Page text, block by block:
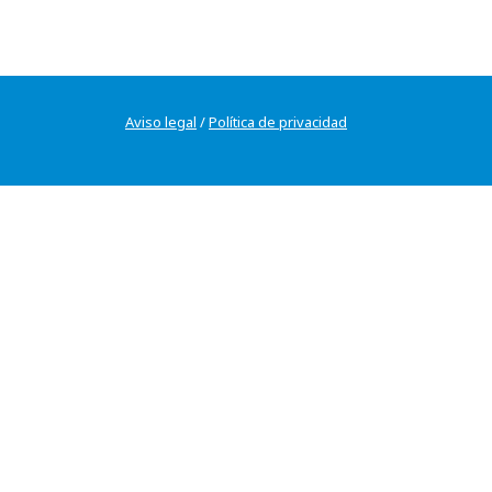
Aviso legal /Política de privacidad